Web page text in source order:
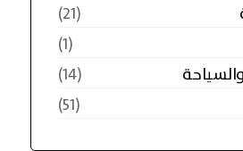
(21)
(1)
(14)
(51)